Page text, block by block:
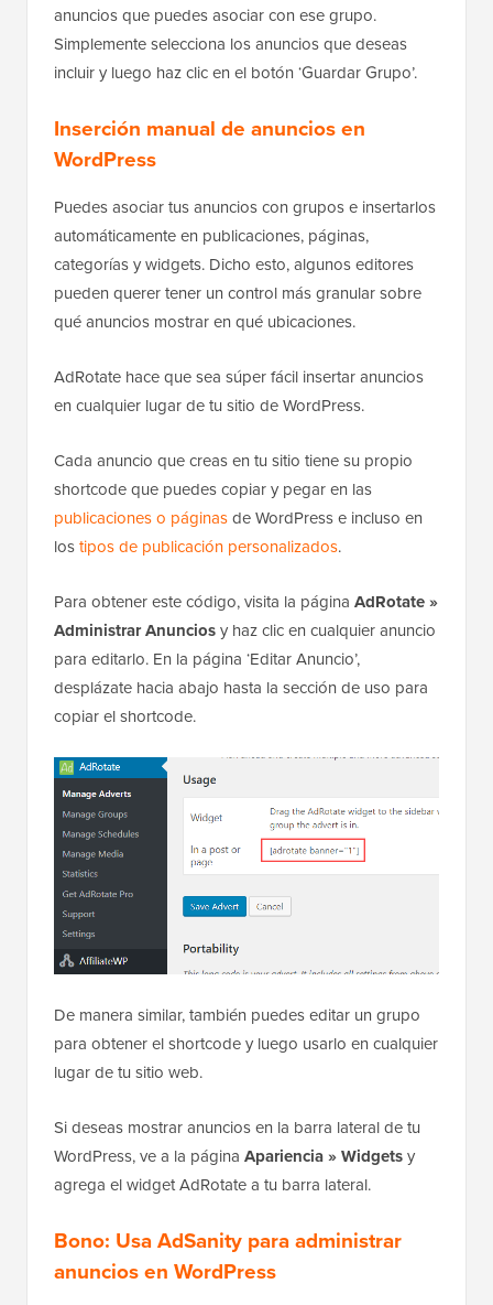
anuncios que puedes asociar con ese grupo.
Simplemente selecciona los anuncios que deseas
incluir y luego haz clic en el botón ‘Guardar Grupo’.
Inserción manual de anuncios en
WordPress
Puedes asociar tus anuncios con grupos e insertarlos
automáticamente en publicaciones, páginas,
categorías y widgets. Dicho esto, algunos editores
pueden querer tener un control más granular sobre
qué anuncios mostrar en qué ubicaciones.
AdRotate hace que sea súper fácil insertar anuncios
en cualquier lugar de tu sitio de WordPress.
Cada anuncio que creas en tu sitio tiene su propio
shortcode que puedes copiar y pegar en las
publicaciones o páginasde WordPress e incluso en
lostipos de publicación personalizados.
Para obtener este código, visita la página AdRotate »
Administrar Anunciosy haz clic en cualquier anuncio
para editarlo. En la página ‘Editar Anuncio’,
desplázate hacia abajo hasta la sección de uso para
copiar el shortcode.
De manera similar, también puedes editar un grupo
para obtener el shortcode y luego usarlo en cualquier
lugar de tu sitio web.
Si deseas mostrar anuncios en la barra lateral de tu
WordPress, ve a la página Apariencia » Widgetsy
agrega el widget AdRotate a tu barra lateral.
Bono: Usa AdSanity para administrar
anuncios en WordPress